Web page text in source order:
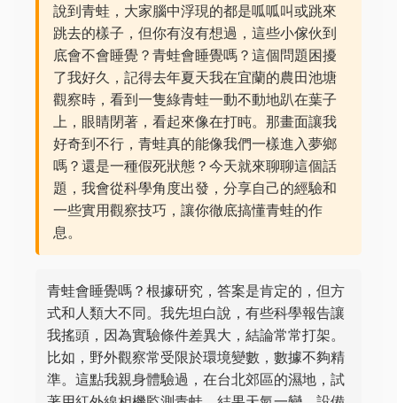
說到青蛙，大家腦中浮現的都是呱呱叫或跳來
跳去的樣子，但你有沒有想過，這些小傢伙到
底會不會睡覺？青蛙會睡覺嗎？這個問題困擾
了我好久，記得去年夏天我在宜蘭的農田池塘
觀察時，看到一隻綠青蛙一動不動地趴在葉子
上，眼睛閉著，看起來像在打盹。那畫面讓我
好奇到不行，青蛙真的能像我們一樣進入夢鄉
嗎？還是一種假死狀態？今天就來聊聊這個話
題，我會從科學角度出發，分享自己的經驗和
一些實用觀察技巧，讓你徹底搞懂青蛙的作
息。
青蛙會睡覺嗎？根據研究，答案是肯定的，但方
式和人類大不同。我先坦白說，有些科學報告讓
我搖頭，因為實驗條件差異大，結論常常打架。
比如，野外觀察常受限於環境變數，數據不夠精
準。這點我親身體驗過，在台北郊區的濕地，試